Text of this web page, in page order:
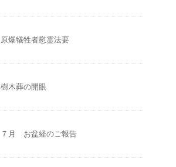
原爆犠牲者慰霊法要
樹木葬の開眼
７月 お盆経のご報告